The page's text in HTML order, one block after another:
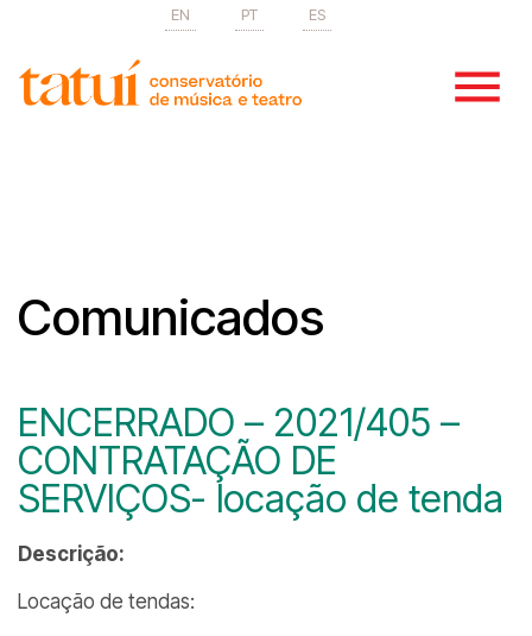
EN PT ES
Comunicados
ENCERRADO – 2021/405 –
CONTRATAÇÃO DE
SERVIÇOS- locação de tenda
Descrição:
Locação de tendas: